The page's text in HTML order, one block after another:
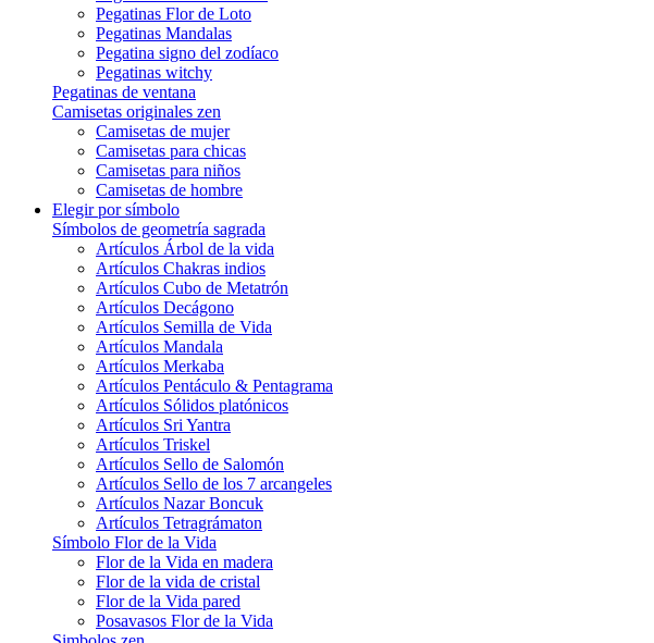
Pegatinas Flor de Loto
Pegatinas Mandalas
Pegatina signo del zodíaco
Pegatinas witchy
Pegatinas de ventana
Camisetas originales zen
Camisetas de mujer
Camisetas para chicas
Camisetas para niños
Camisetas de hombre
Elegir por símbolo
Símbolos de geometría sagrada
Artículos Árbol de la vida
Artículos Chakras indios
Artículos Cubo de Metatrón
Artículos Decágono
Artículos Semilla de Vida
Artículos Mandala
Artículos Merkaba
Artículos Pentáculo & Pentagrama
Artículos Sólidos platónicos
Artículos Sri Yantra
Artículos Triskel
Artículos Sello de Salomón
Artículos Sello de los 7 arcangeles
Artículos Nazar Boncuk
Artículos Tetragrámaton
Símbolo Flor de la Vida
Flor de la Vida en madera
Flor de la vida de cristal
Flor de la Vida pared
Posavasos Flor de la Vida